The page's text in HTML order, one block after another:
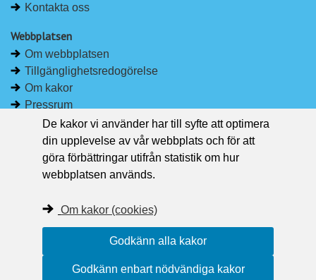
Kontakta oss
Webbplatsen
Om webbplatsen
Tillgänglighetsredogörelse
Om kakor
Pressrum
Håll dig uppdaterad
Följ Region Västernorrland på Facebook
Region Västernorrland i sociala medier
De kakor vi använder har till syfte att optimera
din upplevelse av vår webbplats och för att
göra förbättringar utifrån statistik om hur
webbplatsen används.
Om kakor (cookies)
Godkänn alla kakor
Godkänn enbart nödvändiga kakor